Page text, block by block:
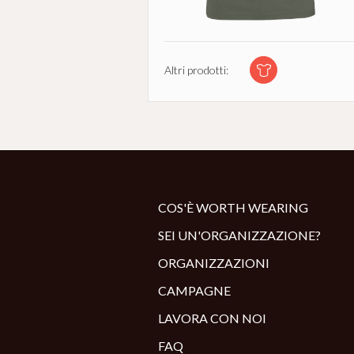
Altri prodotti:
COS'È WORTH WEARING
SEI UN'ORGANIZZAZIONE?
ORGANIZZAZIONI
CAMPAGNE
LAVORA CON NOI
FAQ